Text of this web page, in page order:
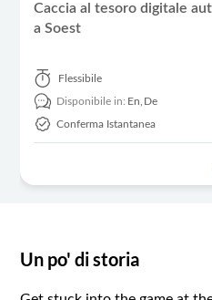
Caccia al tesoro digitale
a Soest
Flessibile
Disponibile in: En,De
Conferma Istantanea
Un po' di storia